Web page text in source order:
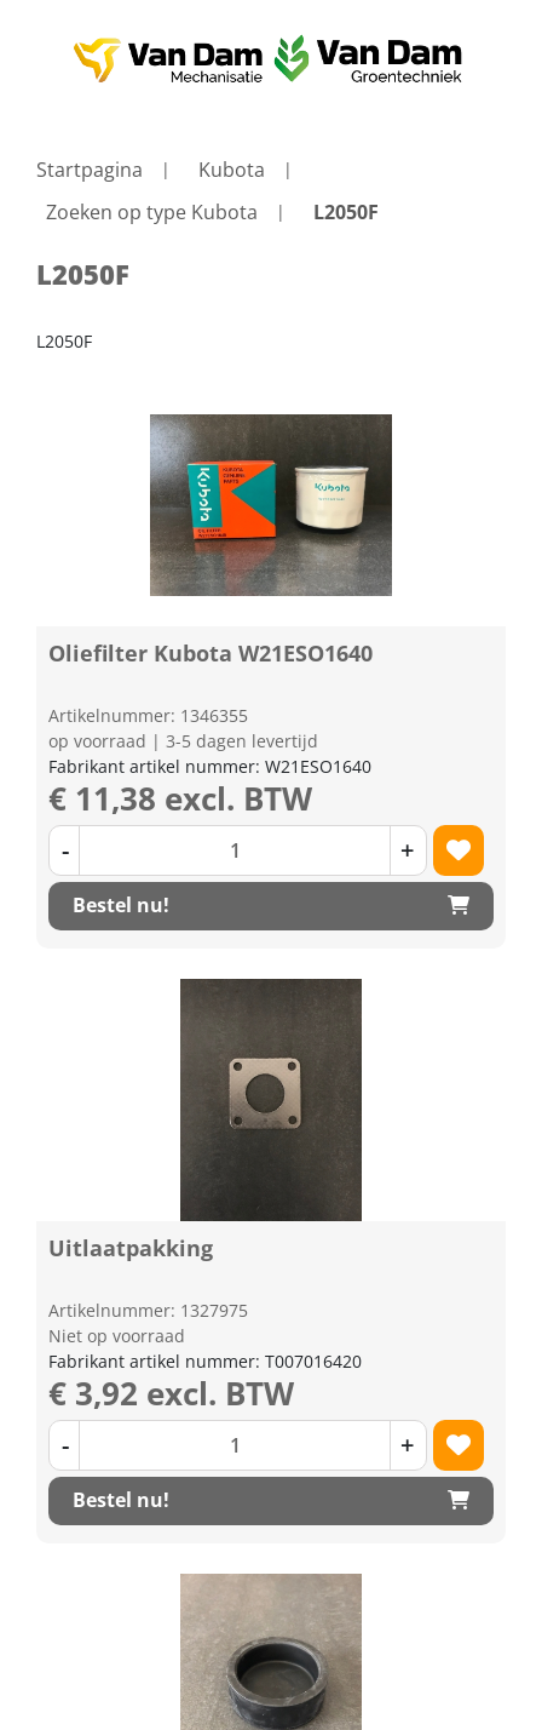
Startpagina
Kubota
Zoeken op type Kubota
L2050F
L2050F
L2050F
Oliefilter Kubota W21ESO1640
Artikelnummer: 1346355
op voorraad | 3-5 dagen levertijd
Fabrikant artikel nummer: W21ESO1640
€ 11,38 excl. BTW
- +
Bestel nu!
Uitlaatpakking
Artikelnummer: 1327975
Niet op voorraad
Fabrikant artikel nummer: T007016420
€ 3,92 excl. BTW
- +
Bestel nu!